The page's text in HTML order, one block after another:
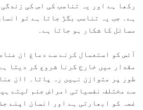
رکھا ہے اور یہ تناسب کی اس کی
ہے۔ جب یہ تناسب بگڑ جاتا ہے تو
مسائل کا شکار ہو جاتا ہے۔
آئس کو استعمال کرنے سے دماغ ان
مقدار میں خارج کرنا شروع کر دیتا
طور پر متوازن نہیں رہ پاتا۔ اان
سے مختلف نفسیاتی امراض جنم لیتے
غصہ کو ابھارتی ہے اور انسان اپنے